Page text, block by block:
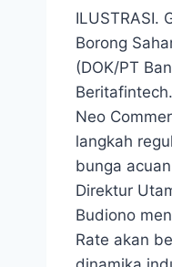
ILUSTRASI.
Borong
(DOK/PT
Neo
langkah
bunga
Direktur
Budiono
Rate akan